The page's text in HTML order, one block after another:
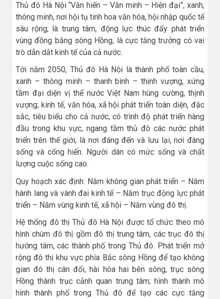
Thủ đô Hà Nội “Văn hiến – Văn minh – Hiện đại”, xanh,
thông minh, nơi hội tụ tinh hoa văn hóa, hội nhập quốc tế
sâu rộng; là trung tâm, động lực thúc đẩy phát triển
vùng đồng bằng sông Hồng, là cực tăng trưởng có vai
trò dẫn dắt kinh tế của cả nước.
Tới năm 2050, Thủ đô Hà Nội là thành phố toàn cầu,
xanh – thông minh – thanh bình – thịnh vượng, xứng
tầm đại diện vị thế nước Việt Nam hùng cường, thịnh
vượng; kinh tế, văn hóa, xã hội phát triển toàn diện, đặc
sắc, tiêu biểu cho cả nước; có trình độ phát triển hàng
đầu trong khu vực, ngang tầm thủ đô các nước phát
triển trên thế giới; là nơi đáng đến và lưu lại, nơi đáng
sống và cống hiến. Người dân có mức sống và chất
lượng cuộc sống cao.
Quy hoạch xác định: Năm không gian phát triển – Năm
hành lang và vành đai kinh tế – Năm trục động lực phát
triển – Năm vùng kinh tế, xã hội – Năm vùng đô thị.
Hệ thống đô thị Thủ đô Hà Nội được tổ chức theo mô
hình chùm đô thị gồm đô thị trung tâm, các trục đô thị
hướng tâm, các thành phố trong Thủ đô. Phát triển mở
rộng đô thị khu vực phía Bắc sông Hồng để tạo không
gian đô thị cân đối, hài hòa hai bên sông, trục sông
Hồng thành trục cảnh quan trung tâm; hình thành mô
hình thành phố trong Thủ đô để tạo các cực tăng